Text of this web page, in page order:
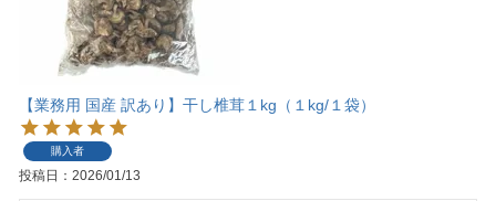
【業務用 国産 訳あり】干し椎茸１kg（１kg/１袋）
購入者
投稿日 2026/01/13